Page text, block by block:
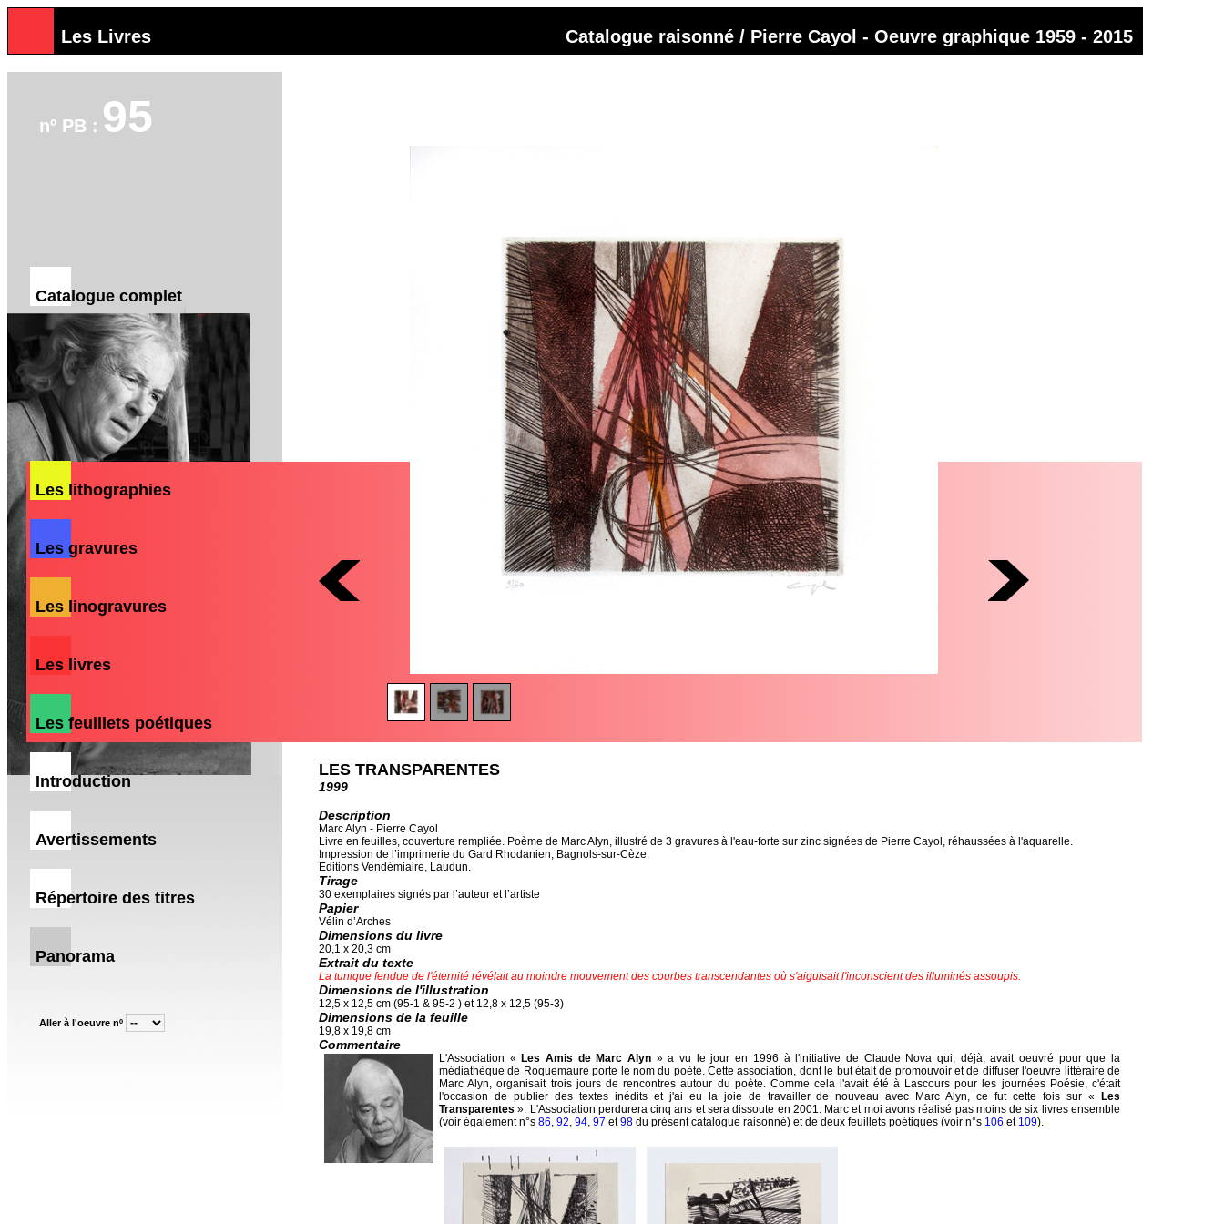
Les Livres Catalogue raisonné / Pierre Cayol - Oeuvre graphique 1959 - 2015
nº PB : 95
Catalogue complet
Les lithographies
Les gravures
Les linogravures
Les livres
Les feuillets poétiques
Introduction
Avertissements
Répertoire des titres
Panorama
Aller à l'oeuvre nº
LES TRANSPARENTES
1999
Description
Marc Alyn - Pierre Cayol
Livre en feuilles, couverture rempliée. Poème de Marc Alyn, illustré de 3 gravures à l'eau-forte sur zinc signées de Pierre Cayol, réhaussées à l'aquarelle.
Impression de l’imprimerie du Gard Rhodanien, Bagnols-sur-Cèze.
Editions Vendémiaire, Laudun.
Tirage
30 exemplaires signés par l’auteur et l’artiste
Papier
Vélin d’Arches
Dimensions du livre
20,1 x 20,3 cm
Extrait du texte
La tunique fendue de l'éternité révélait au moindre mouvement des courbes transcendantes où s'aiguisait l'inconscient des illuminés assoupis.
Dimensions de l'illustration
12,5 x 12,5 cm (95-1 & 95-2 ) et 12,8 x 12,5 (95-3)
Dimensions de la feuille
19,8 x 19,8 cm
Commentaire
L'Association « Les Amis de Marc Alyn » a vu le jour en 1996 à l'initiative de Claude Nova qui, déjà, avait oeuvré pour que la
médiathèque de Roquemaure porte le nom du poète. Cette association, dont le but était de promouvoir et de diffuser l'oeuvre littéraire de
Marc Alyn, organisait trois jours de rencontres autour du poète. Comme cela l'avait été à Lascours pour les journées Poésie, c'était
l'occasion de publier des textes inédits et j'ai eu la joie de travailler de nouveau avec Marc Alyn, ce fut cette fois sur « Les
Transparentes ». L'Association perdurera cinq ans et sera dissoute en 2001. Marc et moi avons réalisé pas moins de six livres ensemble
(voir également n°s 86, 92, 94, 97 et98 du présent catalogue raisonné) et de deux feuillets poétiques (voir n°s 106 et 109).